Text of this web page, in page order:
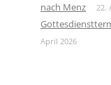
nach Menz
22.
April 2026